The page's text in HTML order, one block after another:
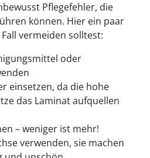
Pflegefehler, die
können. Hier ein paar
vermeiden solltest:
oder
einsetzen, da die hohe
das Laminat aufquellen
– weniger ist mehr!
verwenden, sie machen